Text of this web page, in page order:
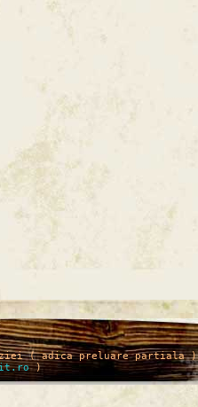
( adica preluare partiala )
)